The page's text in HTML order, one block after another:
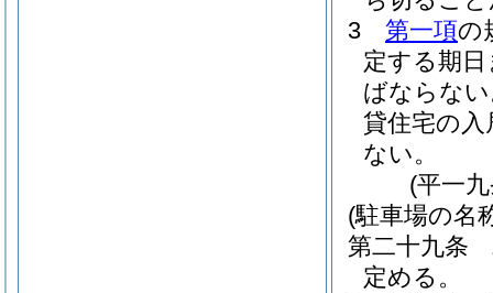
3
第一項の
定する期
ばならな
貸住宅の
ない。
(平一
(駐車場の名
第二十九条
定める。